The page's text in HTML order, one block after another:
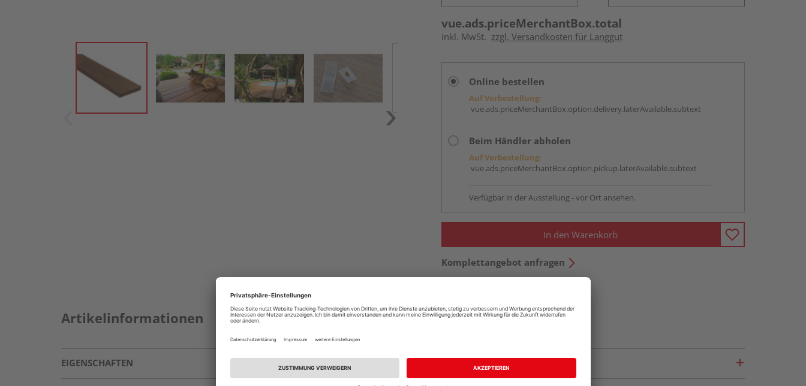
vue.ads.priceMerchantBox.total
inkl. MwSt. zzgl. Versandkosten für Langgut
Online bestellen
Auf Vorbestellung:
vue.ads.priceMerchantBox.option.delivery.laterAvailable.subtext
Beim Händler abholen
Auf Vorbestellung:
vue.ads.priceMerchantBox.option.pickup.laterAvailable.subtext
Verfügbar in der Ausstellung - vor Ort ansehen.
In den Warenkorb
Komplettangebot anfragen
Artikelinformationen
EIGENSCHAFTEN